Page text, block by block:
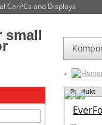
CarPCs and Displays
Produkt